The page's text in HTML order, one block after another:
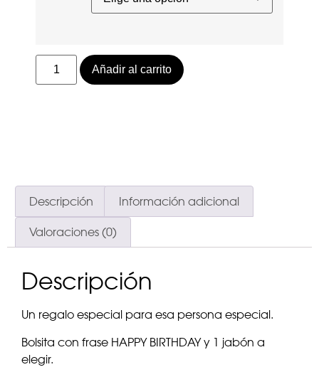
Añadir al carrito
Descripción Información adicional
Valoraciones (0)
Descripción
Un regalo especial para esa persona especial.
Bolsita con frase HAPPY BIRTHDAY y 1 jabón a
elegir.